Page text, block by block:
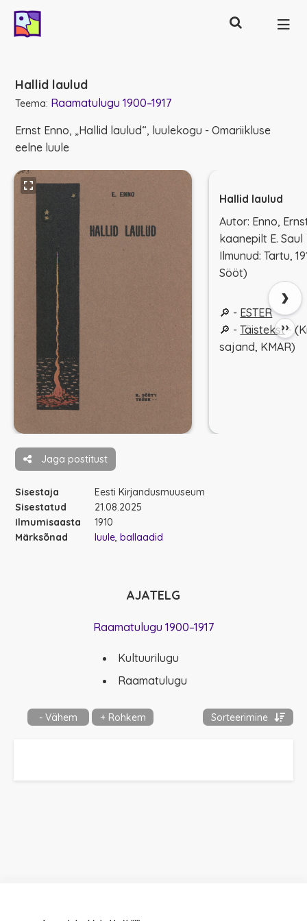
Otsing
Hallid laulud
Teema: Raamatulugu 1900–1917
Ernst Enno, „Hallid laulud“, luulekogu - Omariikluse
eelne luule
Hallid laulud
Autor: Enno,
kaanepilt E. Saul
Ilmunud: Tartu,
Sööt)
🔎 - ESTER
🔎 -Täistekst-
sajand, KMAR)
››
›
Jaga postitust
Sisestaja
Eesti Kirjandusmuuseum
Sisestatud
21.08.2025
Ilmumisaasta
1910
Märksõnad
luule ballaadid
AJATELG
Raamatulugu 1900–1917
Kultuurilugu
Raamatulugu
- Vähem + Rohkem Sorteerimine